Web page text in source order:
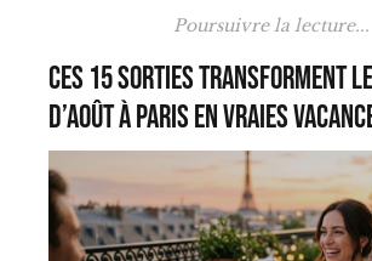
Poursuivre la lecture...
Ces 15 sorties transforment
d’août à Paris en vraies